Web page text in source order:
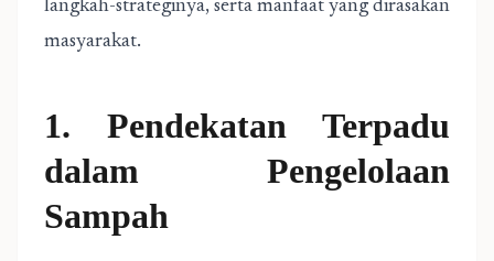
langkah-strateginya, serta manfaat yang dirasakan
masyarakat.
1. Pendekatan Terpadu
dalam Pengelolaan
Sampah